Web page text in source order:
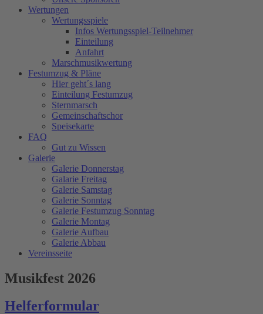
Wertungen
Wertungsspiele
Infos Wertungsspiel-Teilnehmer
Einteilung
Anfahrt
Marschmusikwertung
Festumzug & Pläne
Hier geht´s lang
Einteilung Festumzug
Sternmarsch
Gemeinschaftschor
Speisekarte
FAQ
Gut zu Wissen
Galerie
Galerie Donnerstag
Galarie Freitag
Galerie Samstag
Galerie Sonntag
Galerie Festumzug Sonntag
Galerie Montag
Galerie Aufbau
Galerie Abbau
Vereinsseite
Musikfest 2026
Helferformular